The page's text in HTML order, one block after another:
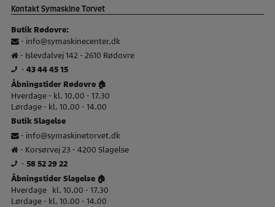
Kontakt Symaskine Torvet
Butik Rødovre:
- info@symaskinecenter.dk
- Islevdalvej 142 - 2610 Rødovre
- 43 44 45 15
Åbningstider Rødovre 🏠
Hverdage - kl. 10.00 - 17.30
Lørdage - kl. 10.00 - 14.00
Butik Slagelse
- info@symaskinetorvet.dk
- Korsørvej 23 - 4200 Slagelse
- 58 52 29 22
Åbningstider Slagelse 🏠
Hverdage kl. 10.00 - 17.30
Lørdage - kl. 10.00 - 14.00